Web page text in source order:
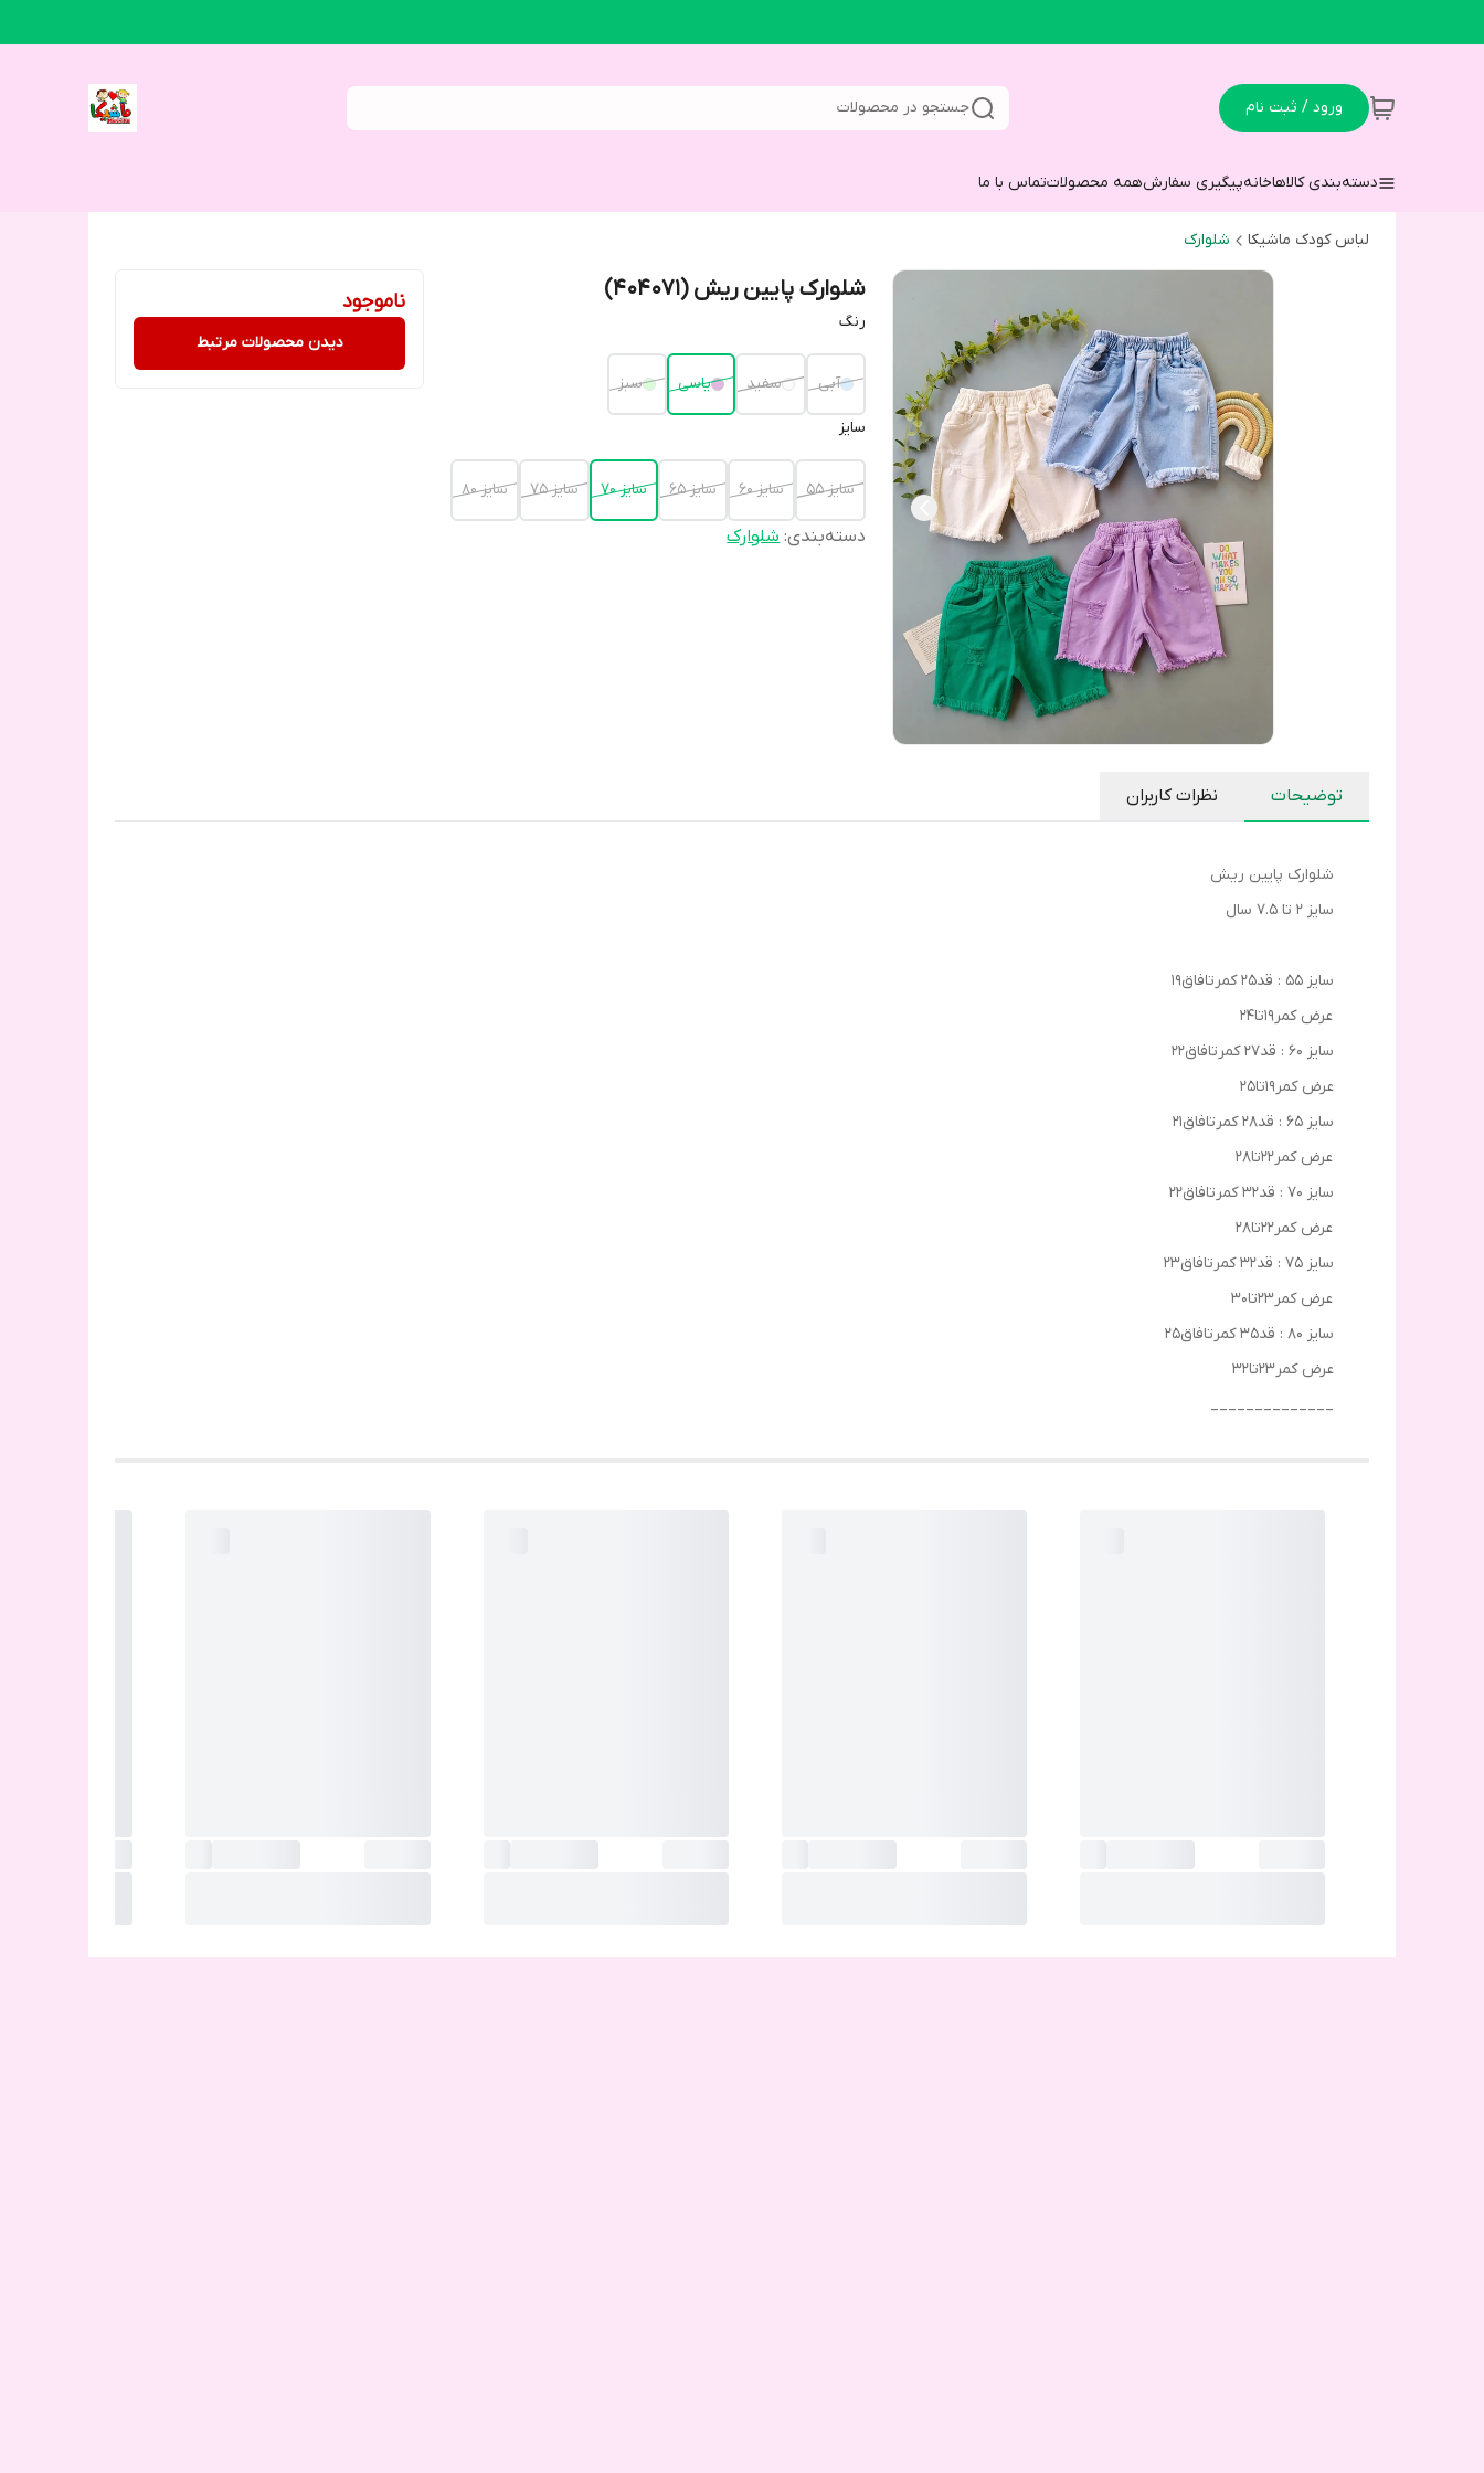
ورود / ثبت نام جستجو در محصولات
دسته‌بندی کالاهاخانهپیگیری سفارشهمه محصولاتتماس با ما
لباس کودک ماشیکا شلوارک
شلوارک پایین ریش (404071)
رنگ
آبی سفید یاسی سبز
سایز
سایز 55 سایز 60 سایز 65 سایز 70 سایز 75 سایز 80
دسته‌بندی:شلوارک
ناموجود
دیدن محصولات مرتبط
توضیحات نظرات کاربران
شلوارک پایین ریش
سایز ۲ تا ۷.۵ سال
سایز ۵۵ : قد۲۵ کمرتافاق۱۹
عرض کمر۱۹تا۲۴
سایز ۶۰ : قد۲۷ کمرتافاق۲۲
عرض کمر۱۹تا۲۵
سایز ۶۵ : قد۲۸ کمرتافاق۲۱
عرض کمر۲۲تا۲۸
سایز ۷۰ : قد۳۲ کمرتافاق۲۲
عرض کمر۲۲تا۲۸
سایز ۷۵ : قد۳۲ کمرتافاق۲۳
عرض کمر۲۳تا۳۰
سایز ۸۰ : قد۳۵ کمرتافاق۲۵
عرض کمر۲۳تا۳۲
______________